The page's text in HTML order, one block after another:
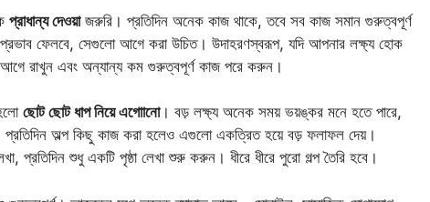
প্রাধান্য দেওয়াজরুরি। প্রতিদিন অনেক কাজ থাকে, তবে সব কাজ সমান গুরুত্বপূর্ণ
ফেলবে, সেগুলো আগে করা উচিত। উদাহরণস্বরূপ, যদি আপনার লক্ষ্য হোক
আগে রাখুন এবং অন্যান্য কম গুরুত্বপূর্ণ কাজ পরে করুন।
ছোট ছোট ধাপ নিয়ে এগোানো। বড় লক্ষ্য অনেক সময় ভয়ঙ্কর মনে হতে পারে,
অল্প কিছু কাজ করা হলেও এগুলো একত্রিত হয়ে বড় ফলাফল দেয়।
প্রতিদিন শুধু একটি পৃষ্ঠা লেখা শুরু করুন। ধীরে ধীরে পুরো গল্প তৈরি হবে।